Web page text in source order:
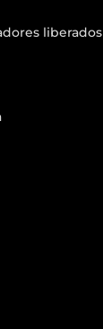
liberados